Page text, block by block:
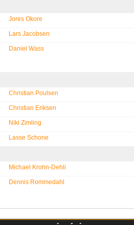
Jores Okore
Lars Jacobsen
Daniel Wass
Christian Poulsen
Christian Eriksen
Niki Zimling
Lasse Schone
Michael Krohn-Dehli
Dennis Rommedahl